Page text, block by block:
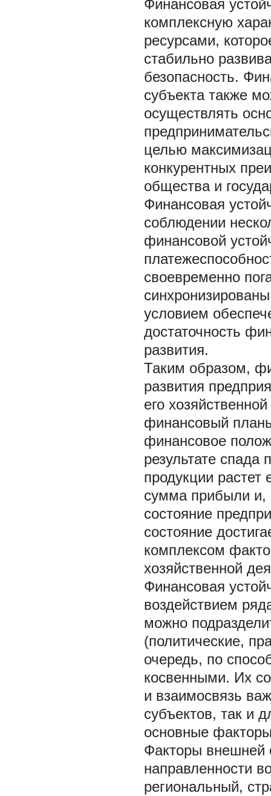
Финансовая
комплексную
ресурсами,
стабильно
безопасность.
субъекта также
осуществлять
целью
конкурентных
общества и
Финансовая
соблюдении
финансовой
своевременно
условием
достаточность
развития.
Таким образом,
развития
его
финансовый
финансовое
результате
продукции
сумма прибыли и,
состояние
состояние
комплексом
хозяйственной
Финансовая
воздействием
можно
(политические,
очередь, по
косвенными. Их
и взаимосвязь
субъектов, так и
основные
Факторы внешней
направленности
региональный,